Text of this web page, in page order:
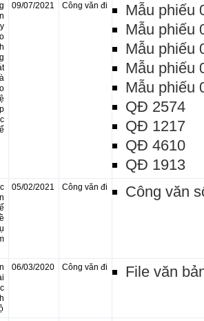
09/07/2021 Công văn đi
Mẫu phiếu
Mẫu phiếu
Mẫu phiếu
Mẫu phiếu
Mẫu phiếu
QĐ 2574
QĐ 1217
QĐ 4610
QĐ 1913
05/02/2021 Công văn đi Công văn
06/03/2020 Công văn đi File văn